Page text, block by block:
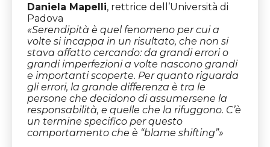
Daniela Mapelli, rettrice dell’Università di
Padova
«Serendipità è quel fenomeno per cui a
volte si incappa in un risultato, che non si
stava affatto cercando: da grandi errori o
grandi imperfezioni a volte nascono grandi
e importanti scoperte. Per quanto riguarda
gli errori, la grande differenza è tra le
persone che decidono di assumersene la
responsabilità, e quelle che la rifuggono. C’è
un termine specifico per questo
comportamento che è “blame shifting”»